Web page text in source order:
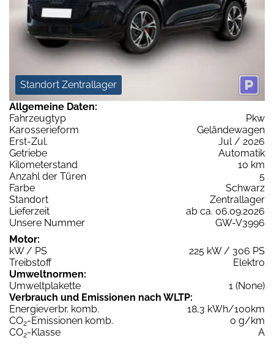
Standort Zentrallager
Allgemeine Daten:
Fahrzeugtyp
Pkw
Karosserieform
Geländewagen
Erst-Zul.
Jul / 2026
Getriebe
Automatik
Kilometerstand
10 km
Anzahl der Türen
5
Farbe
Schwarz
Standort
Zentrallager
Lieferzeit
ab ca. 06.09.2026
Unsere Nummer
GW-V3996
Motor:
kW / PS
225 kW / 306 PS
Treibstoff
Elektro
Umweltnormen:
Umweltplakette
1 (None)
Verbrauch und Emissionen nach WLTP:
Energieverbr. komb.
18,3 kWh/100km
CO2-Emissionen komb.
0 g/km
CO2-Klasse
A